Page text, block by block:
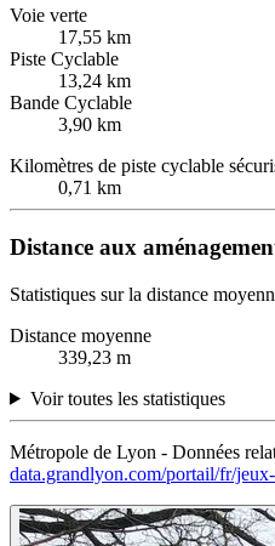
Voie verte
17,55 km
Piste Cyclable
13,24 km
Bande Cyclable
3,90 km
Kilomètres de piste cyclable
0,71 km
Distance aux
Statistiques sur la distance
Distance moyenne
339,23 m
Voir toutes les statistiques
Métropole de Lyon - Données
data.grandlyon.com/portail/fr/